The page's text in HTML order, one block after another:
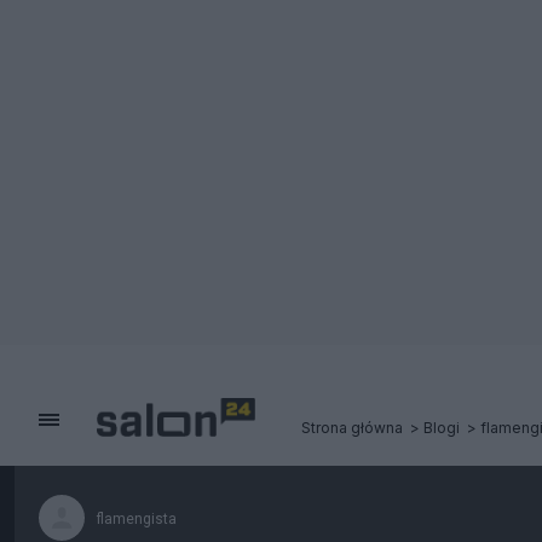
Strona główna Blogi
flamengista